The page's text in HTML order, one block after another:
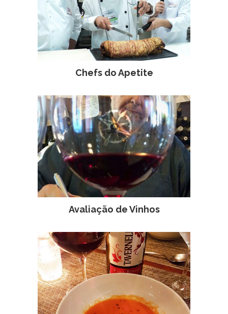
Chefs do Apetite
Avaliação de Vinhos